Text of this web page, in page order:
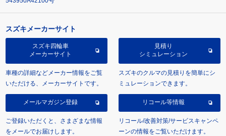
スズキメーカーサイト
スズキ四輪車
メーカーサイト
車種の詳細などメーカー情報をご覧
いただける、メーカーサイトです。
見積り
シミュレーション
スズキのクルマの見積りを簡単にシ
ミュレーションできます。
メールマガジン登録
ご登録いただくと、さまざまな情報
をメールでお届けします。
リコール等情報
リコール/改善対策/サービスキャンペ
ーンの情報をご覧いただけます。